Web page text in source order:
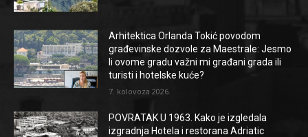
Arhitektica Orlanda Tokić povodom
građevinske dozvole za Maestrale: Jesmo
li ovome gradu važni mi građani grada ili
turisti i hotelske kuće?
7. kolovoza 2026.
POVRATAK U 1963. Kako je izgledala
izgradnja Hotela i restorana Adriatic